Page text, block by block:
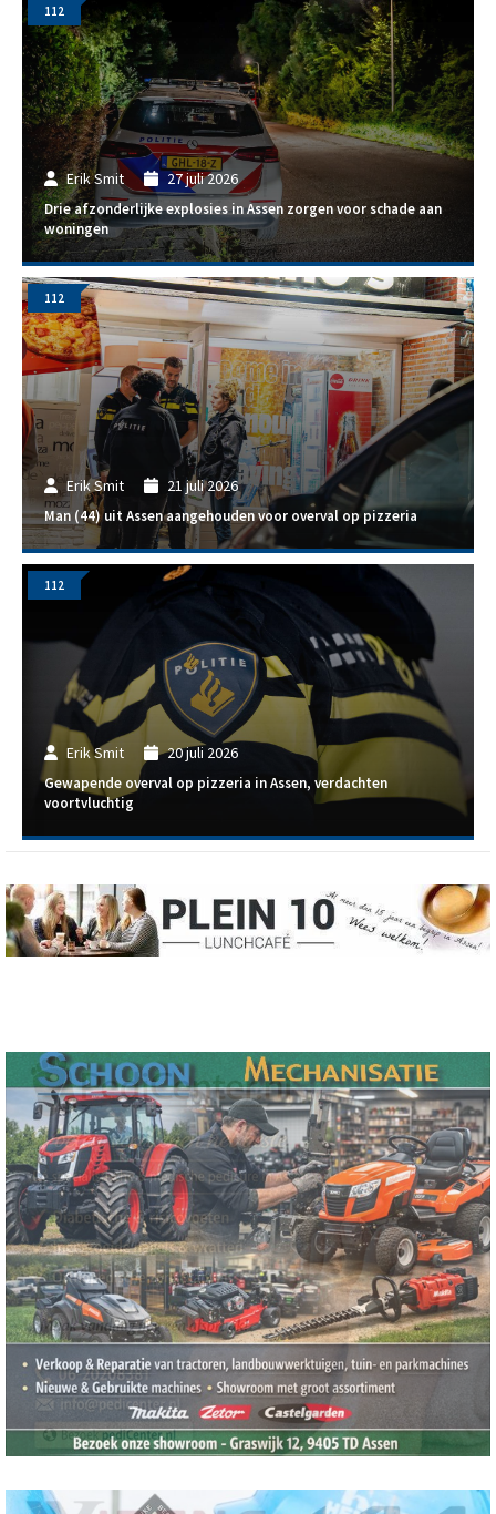
Erik Smit 27 juli 2026
Drie afzonderlijke explosies in Assen zorgen voor schade aan
woningen
112
Erik Smit 21 juli 2026
Man (44) uit Assen aangehouden voor overval op pizzeria
112
Erik Smit 20 juli 2026
Gewapende overval op pizzeria in Assen, verdachten
voortvluchtig
112